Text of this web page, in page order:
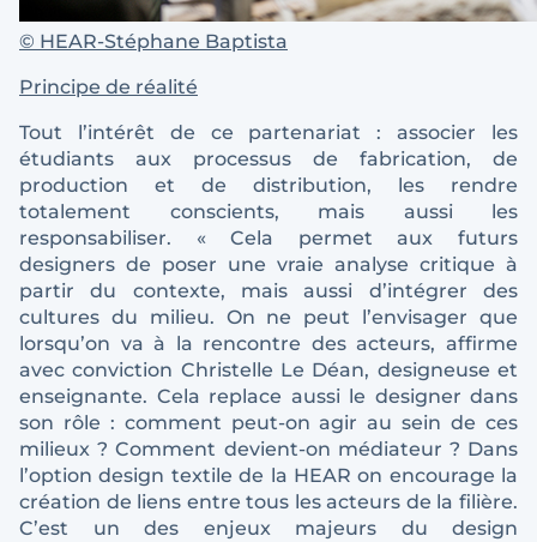
© HEAR-Stéphane Baptista
Principe de réalité
Tout l’intérêt de ce partenariat : associer les
étudiants aux processus de fabrication, de
production et de distribution, les rendre
totalement conscients, mais aussi les
responsabiliser. « Cela permet aux futurs
designers de poser une vraie analyse critique à
partir du contexte, mais aussi d’intégrer des
cultures du milieu. On ne peut l’envisager que
lorsqu’on va à la rencontre des acteurs, affirme
avec conviction Christelle Le Déan, designeuse et
enseignante. Cela replace aussi le designer dans
son rôle : comment peut-on agir au sein de ces
milieux ? Comment devient-on médiateur ? Dans
l’option design textile de la HEAR on encourage la
création de liens entre tous les acteurs de la filière.
C’est un des enjeux majeurs du design